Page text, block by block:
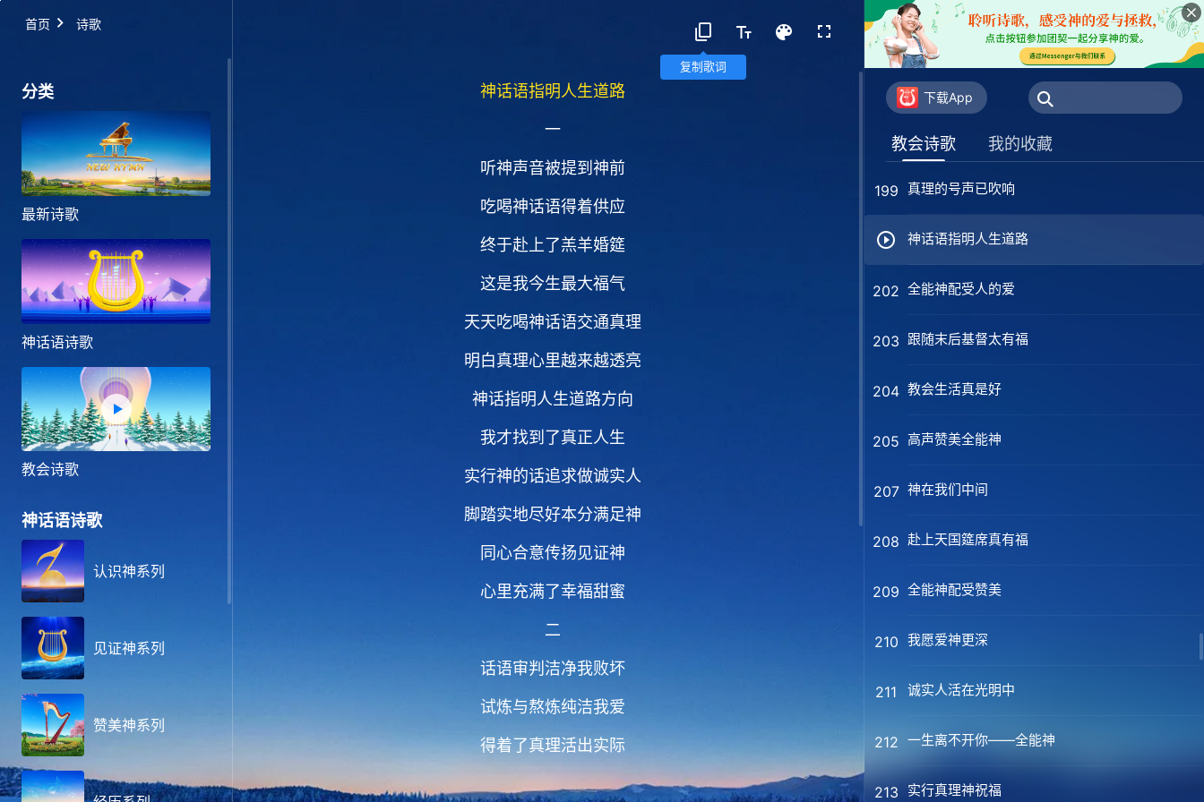
首页 诗歌
复制歌词
分类
最新诗歌
神话语诗歌
教会诗歌
神话语诗歌
认识神系列
见证神系列
赞美神系列
神话语指明人生道路
一
听神声音被提到神前
吃喝神话语得着供应
终于赴上了羔羊婚筵
这是我今生最大福气
天天吃喝神话语交通真理
明白真理心里越来越透亮
神话指明人生道路方向
我才找到了真正人生
实行神的话追求做诚实人
脚踏实地尽好本分满足神
同心合意传扬见证神
心里充满了幸福甜蜜
二
话语审判洁净我败坏
试炼与熬炼纯洁我爱
得着了真理活出实际
得神称许是最大福气
下载App
教会诗歌 我的收藏
196 赴神爱筵多甜蜜
197 人子降临在地上
198 追求真理最有福
199 真理的号声已吹响
神话语指明人生道路
202 全能神配受人的爱
203 跟随末后基督太有福
204 教会生活真是好
205 高声赞美全能神
207 神在我们中间
208 赴上天国筵席真有福
209 全能神配受赞美
210 我愿爱神更深
211 诚实人活在光明中
212 一生离不开你——全能神
213 实行真理神祝福